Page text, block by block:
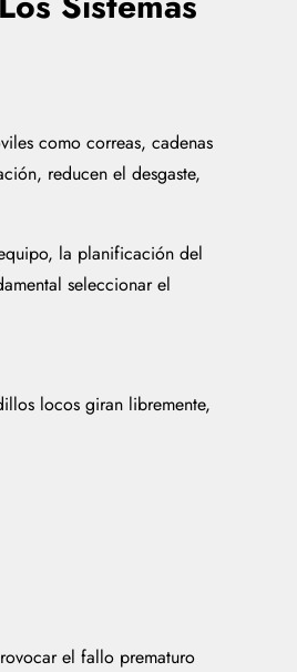
como correas, cadenas
reducen el desgaste,
la planificación del
seleccionar el
locos giran libremente,
el fallo prematuro